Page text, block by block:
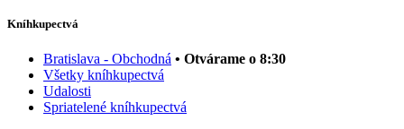
Kníhkupectvá
Bratislava - Obchodná • Otvárame o 8:30
Všetky kníhkupectvá
Udalosti
Spriatelené kníhkupectvá